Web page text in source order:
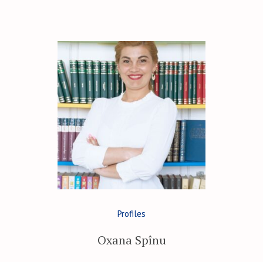
Profiles
Oxana Spînu